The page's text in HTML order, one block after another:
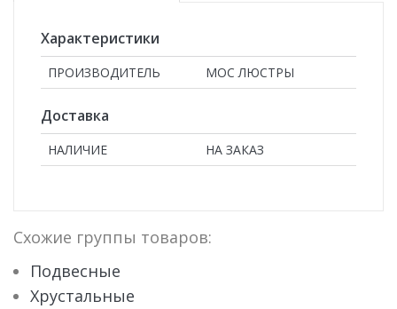
Характеристики
ПРОИЗВОДИТЕЛЬ МОС ЛЮСТРЫ
Доставка
НАЛИЧИЕ НА ЗАКАЗ
Схожие группы товаров:
Подвесные
Хрустальные